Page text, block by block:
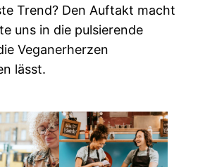
Trend? Den Auftakt macht
uns in die pulsierende
Veganerherzen
lässt.